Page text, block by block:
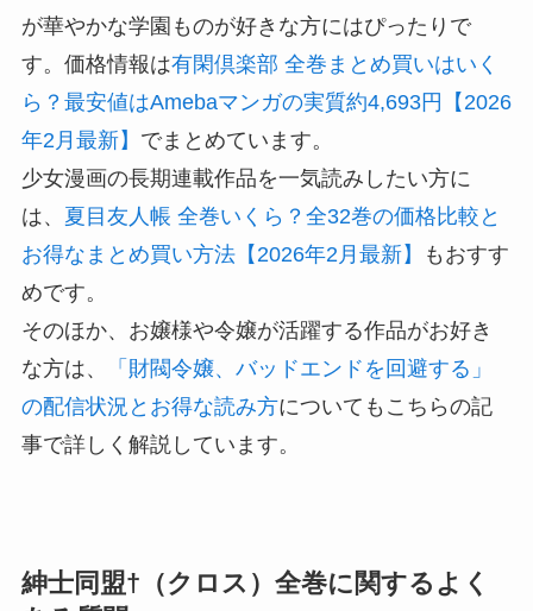
が華やかな学園ものが好きな方にはぴったりで
す。価格情報は有閑倶楽部 全巻まとめ買いはいく
ら？最安値はAmebaマンガの実質約4,693円【2026
年2月最新】 でまとめています。
少女漫画の長期連載作品を一気読みしたい方に
は、 夏目友人帳 全巻いくら？全32巻の価格比較と
お得なまとめ買い方法【2026年2月最新】
もおすす
めです。
そのほか、お嬢様や令嬢が活躍する作品がお好き
な方は、
「財閥令嬢、バッドエンドを回避する」
の配信状況とお得な読み方についてもこちらの記
事で詳しく解説しています。
紳士同盟†（クロス）全巻に関するよく